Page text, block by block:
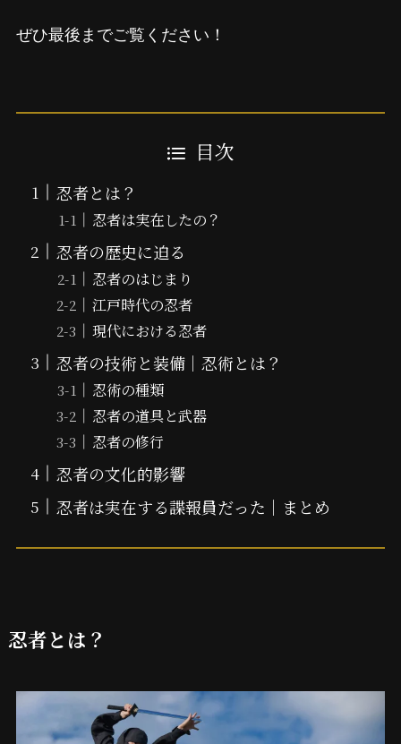
ぜひ最後までご覧ください！
目次
忍者とは？
忍者は実在したの？
忍者の歴史に迫る
忍者のはじまり
江戸時代の忍者
現代における忍者
忍者の技術と装備｜忍術とは？
忍術の種類
忍者の道具と武器
忍者の修行
忍者の文化的影響
忍者は実在する諜報員だった｜まとめ
忍者とは？